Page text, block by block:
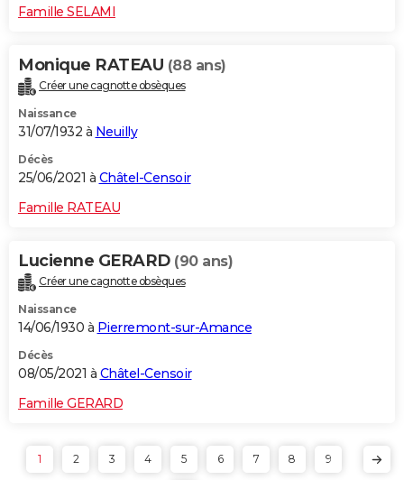
Famille SELAMI
Monique RATEAU (88 ans)
Créer une cagnotte obsèques
Naissance
31/07/1932 à Neuilly
Décès
25/06/2021 à Châtel-Censoir
Famille RATEAU
Lucienne GERARD (90 ans)
Créer une cagnotte obsèques
Naissance
14/06/1930 à Pierremont-sur-Amance
Décès
08/05/2021 à Châtel-Censoir
Famille GERARD
1 2 3 4 5 6 7 8 9